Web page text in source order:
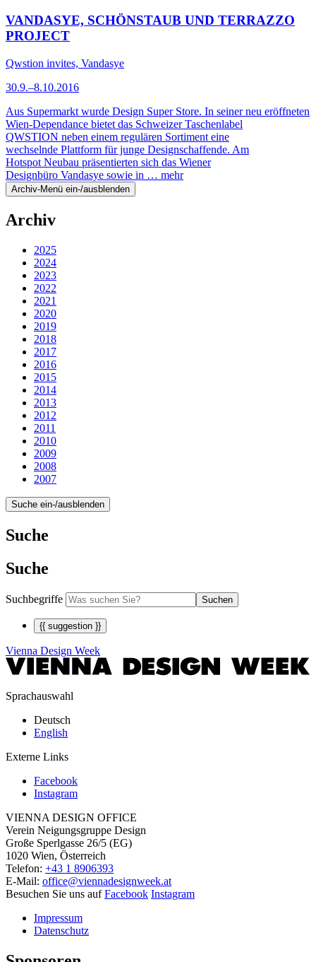
VANDASYE, SCHÖNSTAUB UND TERRAZZO
PROJECT
Qwstion invites, Vandasye
30.9.–8.10.2016
Aus Supermarkt wurde Design Super Store. In seiner neu eröffneten
Wien-Dependance bietet das Schweizer Taschenlabel
QWSTION neben einem regulären Sortiment eine
wechselnde Plattform für junge Designschaffende. Am
Hotspot Neubau präsentierten sich das Wiener
Designbüro Vandasye sowie in … mehr
Archiv-Menü ein-/ausblenden
Archiv
2025
2024
2023
2022
2021
2020
2019
2018
2017
2016
2015
2014
2013
2012
2011
2010
2009
2008
2007
Suche ein-/ausblenden
Suche
Suche
Suchbegriffe Suchen
{{ suggestion }}
Vienna Design Week
Sprachauswahl
Deutsch
English
Externe Links
Facebook
Instagram
VIENNA DESIGN OFFICE
Verein Neigungsgruppe Design
Große Sperlgasse 26/5 (EG)
1020 Wien, Österreich
Telefon: +43 1 8906393
E-Mail: office@viennadesignweek.at
Besuchen Sie uns aufFacebook Instagram
Impressum
Datenschutz